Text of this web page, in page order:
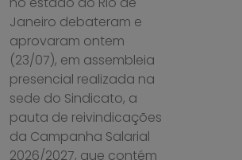
Janeiro debateram e
aprovaram ontem
(23/07), em assembleia
presencial realizada na
sede do Sindicato, a
pauta de reivindicações
da Campanha Salarial
2026/2027, que contém